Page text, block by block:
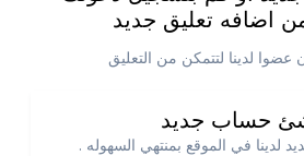
اضافه تعليق جديد
لدينا لتتمكن من التعليق
حساب جديد
لدينا في الموقع بمنتهي السهوله .